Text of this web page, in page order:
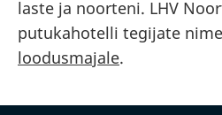
laste ja noorteni. LHV
putukahotelli tegijate
loodusmajale.